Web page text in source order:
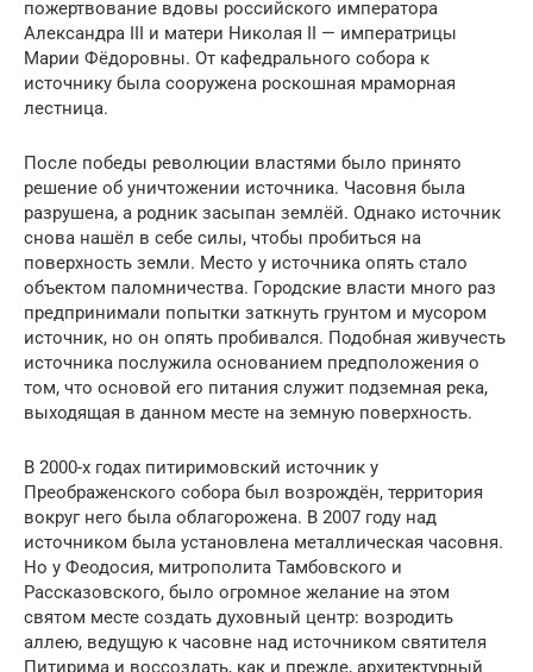
пожертвование вдовы российского императора
Александра III и матери Николая II — императрицы
Марии Фёдоровны. От кафедрального собора к
источнику была сооружена роскошная мраморная
лестница.
После победы революции властями было принято
решение об уничтожении источника. Часовня была
разрушена, а родник засыпан землёй. Однако источник
снова нашёл в себе силы, чтобы пробиться на
поверхность земли. Место у источника опять стало
объектом паломничества. Городские власти много раз
предпринимали попытки заткнуть грунтом и мусором
источник, но он опять пробивался. Подобная живучесть
источника послужила основанием предположения о
том, что основой его питания служит подземная река,
выходящая в данном месте на земную поверхность.
В 2000-х годах питиримовский источник у
Преображенского собора был возрождён, территория
вокруг него была облагорожена. В 2007 году над
источником была установлена металлическая часовня.
Но у Феодосия, митрополита Тамбовского и
Рассказовского, было огромное желание на этом
святом месте создать духовный центр: возродить
аллею, ведущую к часовне над источником святителя
Питирима и воссоздать, как и прежде, архитектурный